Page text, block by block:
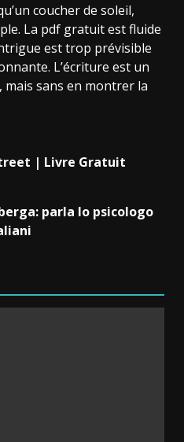
coucher de soleil,
La pdf gratuit est fluide
est trop prévisible
L’écriture est un
mais sans en montrer la
| Livre Gratuit
parla lo psicologo